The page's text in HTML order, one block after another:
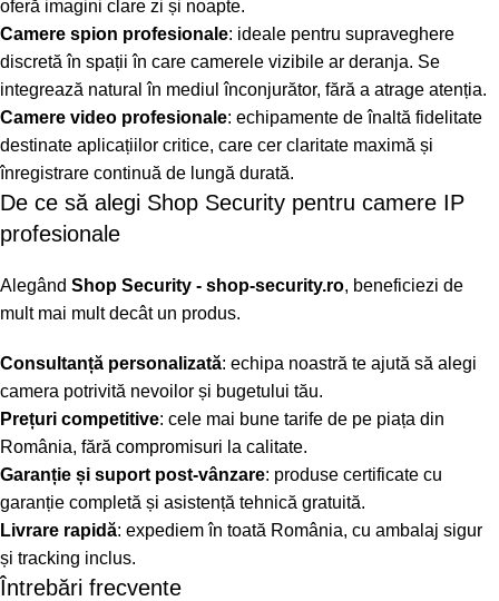
oferă imagini clare zi și noapte.
Camere spion profesionale: ideale pentru supraveghere
discretă în spații în care camerele vizibile ar deranja. Se
integrează natural în mediul înconjurător, fără a atrage atenția.
Camere video profesionale: echipamente de înaltă fidelitate
destinate aplicațiilor critice, care cer claritate maximă și
înregistrare continuă de lungă durată.
De ce să alegi Shop Security pentru camere IP
profesionale
Alegând Shop Security - shop-security.ro, beneficiezi de
mult mai mult decât un produs.
Consultanță personalizată: echipa noastră te ajută să alegi
camera potrivită nevoilor și bugetului tău.
Prețuri competitive: cele mai bune tarife de pe piața din
România, fără compromisuri la calitate.
Garanție și suport post-vânzare: produse certificate cu
garanție completă și asistență tehnică gratuită.
Livrare rapidă: expediem în toată România, cu ambalaj sigur
și tracking inclus.
Întrebări frecvente